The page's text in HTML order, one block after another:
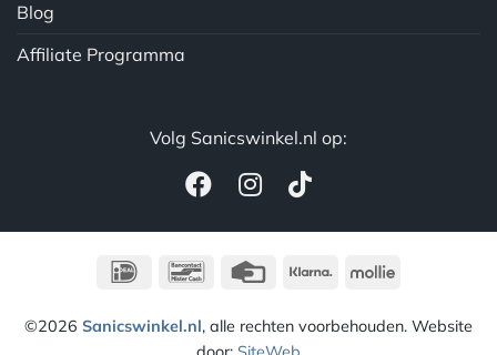
Blog
Affiliate Programma
Volg Sanicswinkel.nl op:
IDeal BancontactCredit
Klarna Mollie
©2026 Sanicswinkel.nl, alle rechten voorbehouden. Website